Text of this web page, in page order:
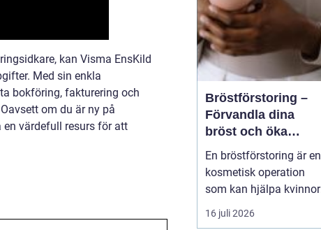
kan Visma EnsKild
Med sin enkla
bokföring, fakturering och
om du är ny på
en värdefull resurs för att
starkare i Stockholm än
förväntat. Med
22 juli
2026
Bröstförstoring –
Förvandla dina
bröst och öka
självförtroendet
En bröstförstoring är en
kosmetisk operation
som kan hjälpa kvinnor
att uppnå de bröst de
alltid har drömt om.
16 juli 2026